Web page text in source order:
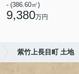
- (386.60㎡)
9,380万円
紫竹上長目町 土地